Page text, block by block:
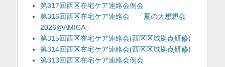
ン第317回西区在宅ケア連絡会例会
第316回西区在宅ケア連絡会 「夏の大懇親会
2026@AMICA」
第315回西区在宅ケア連絡会(西区区域拠点研修)
第314回西区在宅ケア連絡会(西区区域拠点研修)
第313回西区在宅ケア連絡会例会